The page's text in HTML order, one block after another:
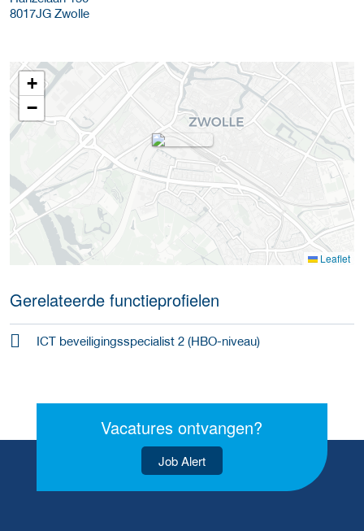
8017JG Zwolle
+
−
Leaflet
Gerelateerde functieprofielen
ICT beveiligingsspecialist 2 (HBO-niveau)
Vacatures ontvangen?
Job Alert